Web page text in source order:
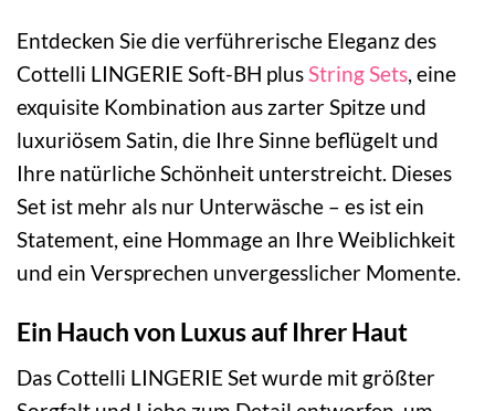
Entdecken Sie die verführerische Eleganz des
Cottelli LINGERIE Soft-BH plus String Sets , eine
exquisite Kombination aus zarter Spitze und
luxuriösem Satin, die Ihre Sinne beflügelt und
Ihre natürliche Schönheit unterstreicht. Dieses
Set ist mehr als nur Unterwäsche – es ist ein
Statement, eine Hommage an Ihre Weiblichkeit
und ein Versprechen unvergesslicher Momente.
Ein Hauch von Luxus auf Ihrer Haut
Das Cottelli LINGERIE Set wurde mit größter